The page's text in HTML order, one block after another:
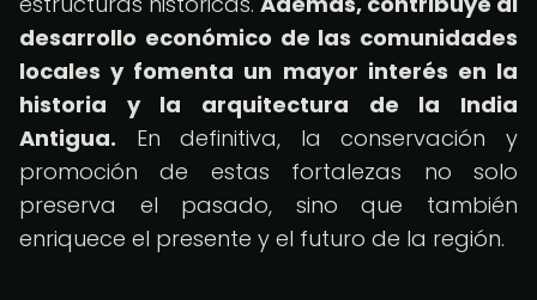
desarrollo económico de las comunidades
locales y fomenta un mayor interés en la
historia y la arquitectura de la India
Antigua. En definitiva, la conservación y
promoción de estas fortalezas no solo
preserva el pasado, sino que también
enriquece el presente y el futuro de la región.